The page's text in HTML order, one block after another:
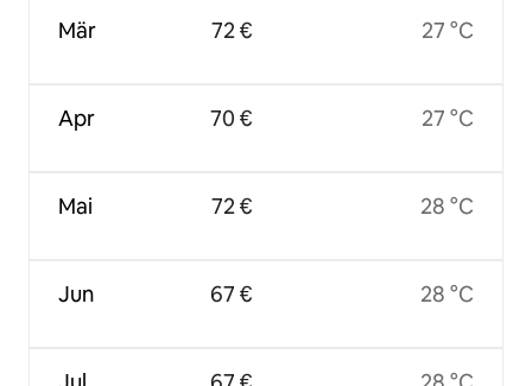
Mär
Apr
Mai
Jun
72 €
70 €
72 €
67 €
27 °C
27 °C
28 °C
28 °C